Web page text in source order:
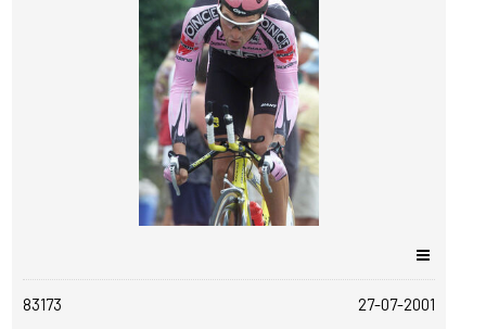
copyrightfree
83173
27-07-2001